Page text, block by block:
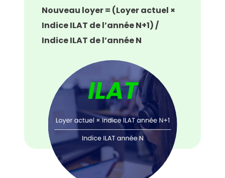
Nouveau loyer = (Loyer actuel ×
Indice ILAT de l’année N+1) /
Indice ILAT de l’année N